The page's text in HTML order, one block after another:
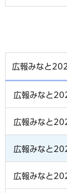
広報みなと
広報みなと
広報みなと
広報みなと
広報みなと